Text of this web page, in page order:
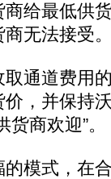
给最低供
无法接受
通道费用
，并保持
商欢迎”。
模式，在